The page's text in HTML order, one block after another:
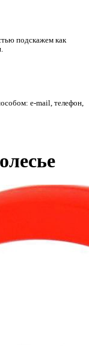
подскажем как
e-mail, телефон,